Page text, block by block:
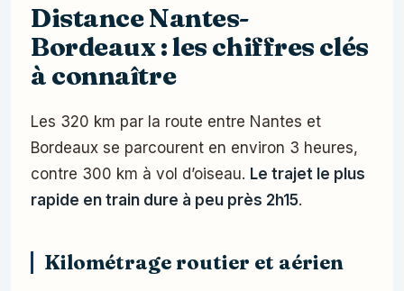
Distance Nantes-
Bordeaux : les chiffres clés
à connaître
Les 320 km par la route entre Nantes et
Bordeaux se parcourent en environ 3 heures,
contre 300 km à vol d’oiseau. Le trajet le plus
rapide en train dure à peu près 2h15.
Kilométrage routier et aérien